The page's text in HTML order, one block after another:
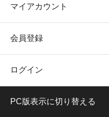
マイアカウント
会員登録
ログイン
PC版表示に切り替える